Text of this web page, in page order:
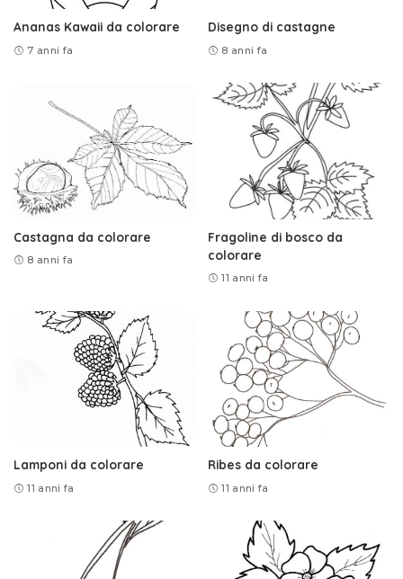
Ananas Kawaii da colorare
7 anni fa
Disegno di castagne
8 anni fa
Castagna da colorare
8 anni fa
Fragoline di bosco da
colorare
11 anni fa
Lamponi da colorare
11 anni fa
Ribes da colorare
11 anni fa